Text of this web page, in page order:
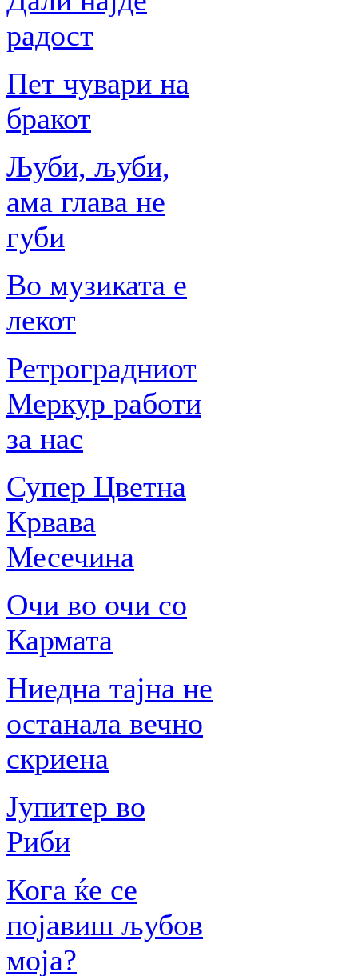
радост
Пет чувари на
бракот
Љуби, љуби,
ама глава не
губи
Во музиката е
лекот
Ретроградниот
Меркур работи
за нас
Супер Цветна
Крвава
Месечина
Очи во очи со
Кармата
Ниедна тајна не
останала вечно
скриена
Јупитер во
Риби
Кога ќе се
појавиш љубов
моја?